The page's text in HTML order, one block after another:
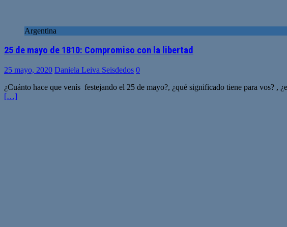
Argentina
25 de mayo de 1810: Compromiso con la libertad
25 mayo, 2020 Daniela Leiva Seisdedos 0
¿Cuánto hace que venís festejando el 25 de mayo?, ¿qué significado tiene para vos? ,
[…]